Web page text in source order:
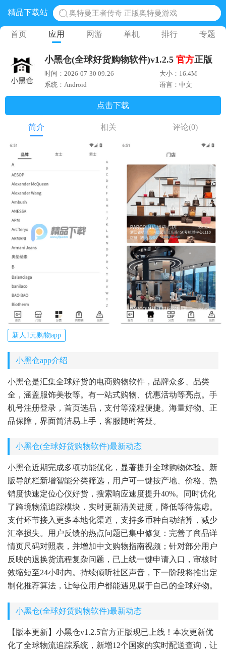
精品下载站
奥特曼王者传奇 正版奥特曼游戏
地铁跑酷体验服国际服 地铁跑酷体验服版本
黎明觉醒生机腾讯正版 黎明觉醒生机国际服
蛋仔派对下载 蛋仔派对体验服
首页 应用 网游 单机 排行 专题
小黑仓(全球好货购物软件)v1.2.5 官方正版
时间：2026-07-30 09:26
大小：16.4M
系统：Android
语言：中文
点击下载
简介 相关 评论(0)
新人1元购物app
小黑仓app介绍
小黑仓是汇集全球好货的电商购物软件，品牌众多、品类
全，涵盖服饰美妆等。有一站式购物、优惠活动等亮点。手
机号注册登录，首页选品，支付等流程便捷。海量好物、正
品保障，界面简洁易上手，客服随时答疑。
小黑仓(全球好货购物软件)最新动态
小黑仓近期完成多项功能优化，显著提升全球购物体验。新
版导航栏新增智能分类筛选，用户可一键按产地、价格、热
销度快速定位心仪好货，搜索响应速度提升40%。同时优化
了跨境物流追踪模块，实时更新清关进度，降低等待焦虑。
支付环节接入更多本地化渠道，支持多币种自动结算，减少
汇率损失。用户反馈的热点问题已集中修复：完善了商品详
情页尺码对照表，并增加中文购物指南视频；针对部分用户
反映的退换货流程复杂问题，已上线一键申请入口，审核时
效缩短至24小时内。持续倾听社区声音，下一阶段将推出定
制化推荐算法，让每位用户都能遇见属于自己的全球好物。
小黑仓(全球好货购物软件)最新动态
【版本更新】小黑仓v1.2.5官方正版现已上线！本次更新优
化了全球物流追踪系统，新增12个国家的实时配送查询，让